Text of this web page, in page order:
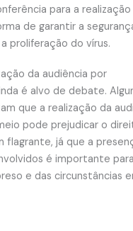
para a realização
de garantir a
proliferação do vírus.
da audiência por
é alvo de debate.
que a realização da
pode prejudicar o
flagrante, já que a
é importante
e das circunstâncias